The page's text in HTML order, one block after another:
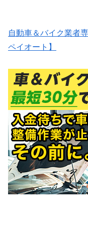
自動車＆バイク業者
ペイオート】